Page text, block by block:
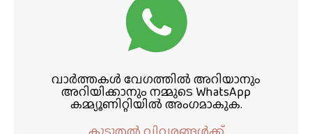
വാർത്തകൾ വേഗത്തിൽ അറിയാനും
അറിയിക്കാനും നമ്മുടെ WhatsApp
കമ്മ്യൂണിറ്റിയിൽ അംഗമാകുക.